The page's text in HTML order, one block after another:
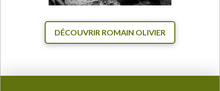
DÉCOUVRIR ROMAIN OLIVIER